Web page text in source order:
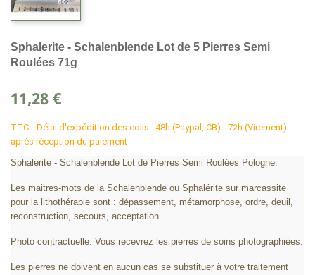
Sphalerite - Schalenblende Lot de 5 Pierres Semi
Roulées 71g
11,28 €
TTC
Délai d'expédition des colis : 48h (Paypal, CB) - 72h (Virement)
après réception du paiement
Sphalerite - Schalenblende Lot de Pierres Semi Roulées Pologne.
Les maitres-mots de la Schalenblende ou Sphalérite sur marcassite
pour la lithothérapie sont : dépassement, métamorphose, ordre, deuil,
reconstruction, secours, acceptation…
Photo contractuelle. Vous recevrez les pierres de soins photographiées.
Les pierres ne doivent en aucun cas se substituer à votre traitement